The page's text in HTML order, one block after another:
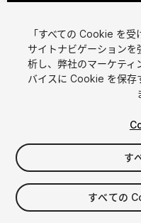
$15
消費税は決済時に計算されま
「すべての Cookie を受
サイトナビゲーション
析し、弊社のマーケテ
バイスに Cookie を保存
す
すべての